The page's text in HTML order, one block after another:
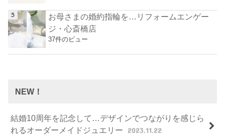
お母さまの婚約指輪を…リフォームエンゲー
ジ・心斎橋店
37件のビュー
NEW！
結婚10周年を記念して…デザインでつながりを感じら
れるオーダーメイドジュエリー
2023.11.22